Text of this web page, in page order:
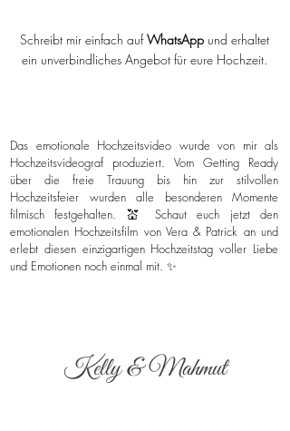
Schreibt mir einfach aufWhatsAppund erhaltet
ein unverbindliches Angebot für eure Hochzeit.
Das emotionale Hochzeitsvideo wurde von mir als
Hochzeitsvideograf produziert. Vom Getting Ready
über die freie Trauung bis hin zur stilvollen
Hochzeitsfeier wurden alle besonderen Momente
filmisch festgehalten. 💒 Schaut euch jetzt den
emotionalen Hochzeitsfilm von Vera & Patrick an und
erlebt diesen einzigartigen Hochzeitstag voller Liebe
und Emotionen noch einmal mit. ✨
Kelly & Mahmut